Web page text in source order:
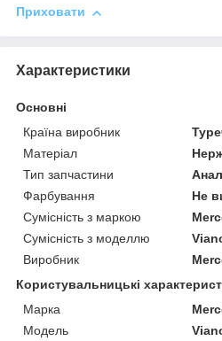
Приховати
Характеристики
Основні
Країна виробник
Матеріал
Тип запчастини
Фарбування
Не
Сумісність з маркою
Сумісність з моделлю
Виробник
Користувальницькі
Марка
Модель